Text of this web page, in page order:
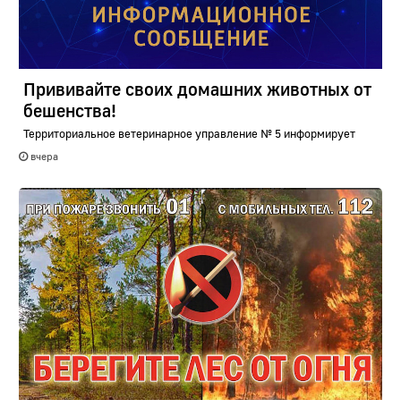
Прививайте своих домашних животных от
бешенства!
Территориальное ветеринарное управление № 5 информирует
вчера